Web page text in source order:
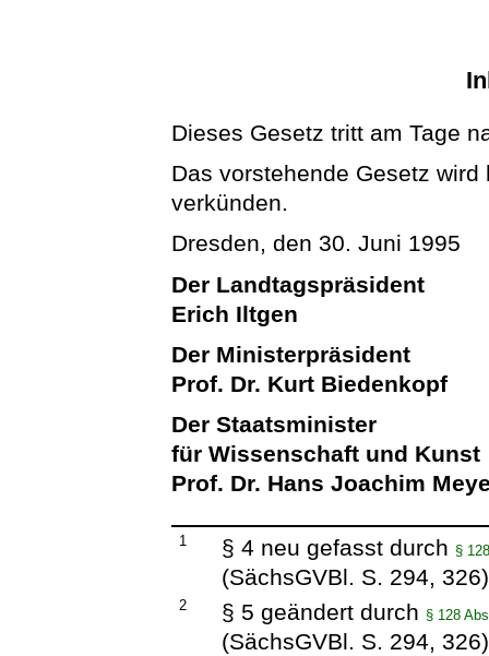
Dieses Gesetz tritt am Tage
Das vorstehende Gesetz
verkünden.
Dresden, den 30. Juni 1995
Der Landtagspräsident
Erich Iltgen
Der Ministerpräsident
Prof. Dr. Kurt Biedenkopf
Der Staatsminister
für Wissenschaft und Kunst
Prof. Dr. Hans Joachim
1 § 4 neu gefasst durch §
(SächsGVBl. S. 294, 326)
2 § 5 geändert durch § 128
(SächsGVBl. S. 294,